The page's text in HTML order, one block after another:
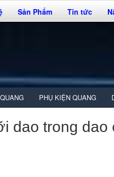
Sản Phẩm Tin tức
PHỤ KIỆN QUANG
dao trong dao